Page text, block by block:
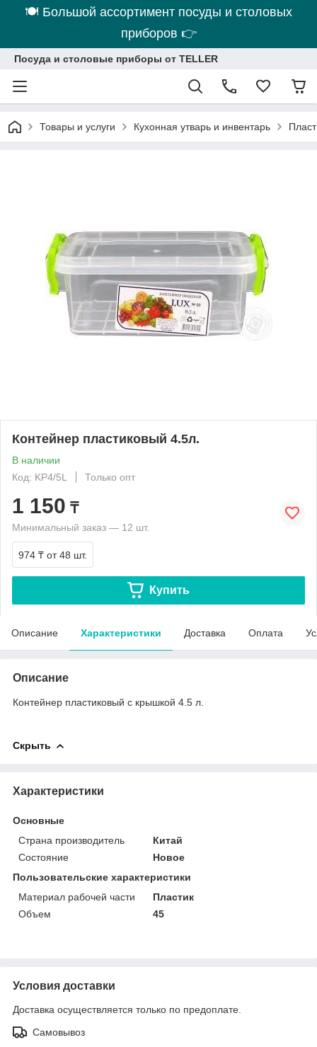
🍽 Большой ассортимент посуды и столовых
приборов 👉
Посуда и столовые приборы от TELLER
Товары и услуги Кухонная утварь и инвентарь
Контейнер пластиковый 4.5л.
В наличии
Код: KP4/5L
Только опт
1 150 ₸
Минимальный заказ — 12 шт.
974 ₸ от 48 шт.
Купить
Описание Характеристики Доставка Оплата
Описание
Контейнер пластиковый с крышкой 4.5 л.
Скрыть
Характеристики
Основные
Страна производитель
Китай
Состояние
Новое
Пользовательские характеристики
Материал рабочей части
Пластик
Объем
45
Условия доставки
Доставка осуществляется только по предоплате.
Самовывоз